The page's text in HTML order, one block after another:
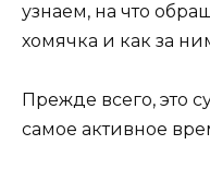
узнаем, на что
хомячка и как за
Прежде всего, это
самое активное